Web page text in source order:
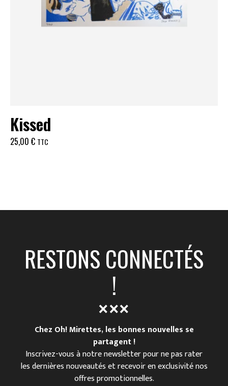
Kissed
25,00 € TTC
RESTONS CONNECTÉS
!
Chez Oh! Mirettes, les bonnes nouvelles se
partagent !
Inscrivez-vous à notre newsletter pour ne pas rater
les dernières nouveautés et recevoir en exclusivité nos
offres promotionnelles.